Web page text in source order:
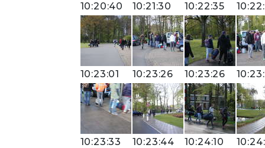
10:20:40 10:21:30 10:22:35
10:23:01 10:23:26 10:23:26
10:23:33 10:23:44 10:24:10